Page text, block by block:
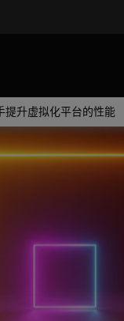
升虚拟化平台的性能